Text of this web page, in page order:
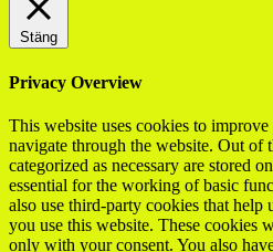
Stäng
Privacy Overview
This website uses cookies to
navigate through the website. Out of
categorized as necessary are stored
essential for the working of basic
also use third-party cookies that help
you use this website. These cookies
only with your consent. You also